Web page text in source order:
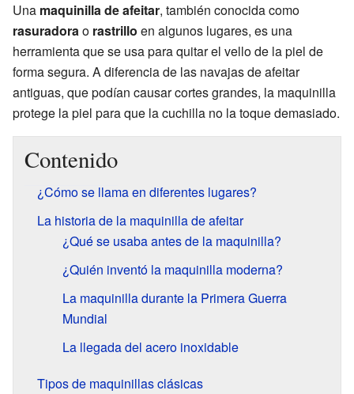
Una maquinilla de afeitar, también conocida como
rasuradorao rastrillo en algunos lugares, es una
herramienta que se usa para quitar el vello de la piel de
forma segura. A diferencia de las navajas de afeitar
antiguas, que podían causar cortes grandes, la maquinilla
protege la piel para que la cuchilla no la toque demasiado.
Contenido
¿Cómo se llama en diferentes lugares?
La historia de la maquinilla de afeitar
¿Qué se usaba antes de la maquinilla?
¿Quién inventó la maquinilla moderna?
La maquinilla durante la Primera Guerra
Mundial
La llegada del acero inoxidable
Tipos de maquinillas clásicas